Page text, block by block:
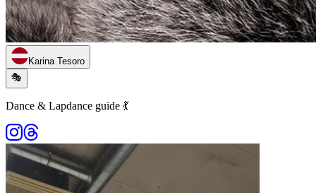
Karina Tesoro
🎭
Dance & Lapdance guide 💃